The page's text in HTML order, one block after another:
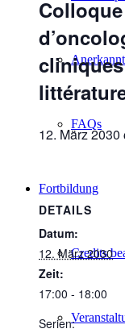
FAQs
Fortbildung
Credits
12. März 2030
DETAILS
Datum:
12. März 2030
Zeit:
17:00 - 18:00
Serien: